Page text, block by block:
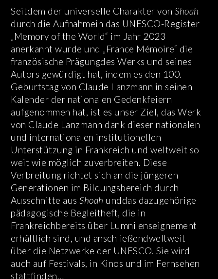
Seitdem der universelle Charakter vonShoah
durch die Aufnahmein das UNESCO-Register
„Memory of the World“ im Jahr 2023
anerkannt wurde und „France Mémoire“ die
französische Prägungdes Werks und seines
Autors gewürdigt hat, indem es den 100.
Geburtstag von Claude Lanzmann in seinen
Kalender der nationalen Gedenkfeiern
aufgenommen hat, ist es unser Ziel, das Werk
von Claude Lanzmann dank dieser nationalen
und internationalen institutionellen
Unterstützung in Frankreich und weltweit so
weit wie möglich zuverbreiten. Diese
Verbreitung richtet sich an die jüngeren
Generationen im Bildungsbereich durch
Ausschnitte ausShoah unddas dazugehörige
pädagogische Begleitheft, die in
Frankreichbereits über Lumni enseignement
erhältlich sind, und anschließendweltweit
über die Netzwerke der UNESCO. Sie wird
auch auf Festivals, in Kinos und im Fernsehen
stattfinden…